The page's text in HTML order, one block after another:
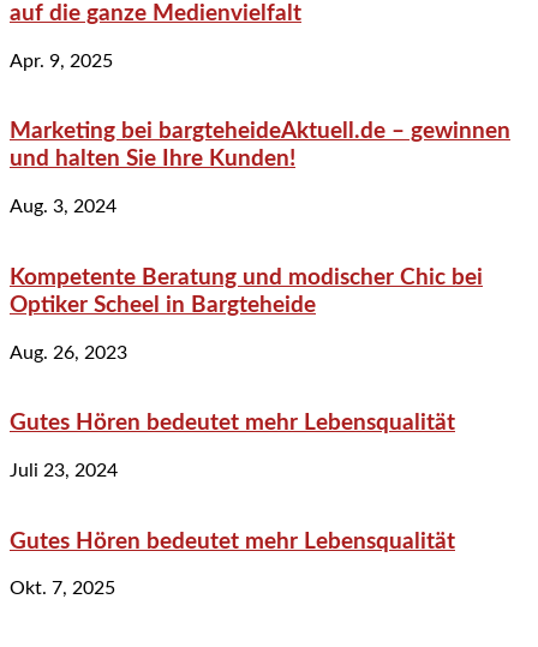
auf die ganze Medienvielfalt
Apr. 9, 2025
Marketing bei bargteheideAktuell.de – gewinnen
und halten Sie Ihre Kunden!
Aug. 3, 2024
Kompetente Beratung und modischer Chic bei
Optiker Scheel in Bargteheide
Aug. 26, 2023
Gutes Hören bedeutet mehr Lebensqualität
Juli 23, 2024
Gutes Hören bedeutet mehr Lebensqualität
Okt. 7, 2025